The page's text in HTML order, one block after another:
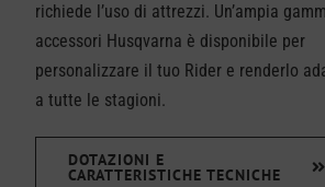
richiede l’uso di attrezzi. Un’ampia
accessori Husqvarna è disponibile per
personalizzare il tuo Rider e renderlo
a tutte le stagioni.
DOTAZIONI E
CARATTERISTICHE TECNICHE